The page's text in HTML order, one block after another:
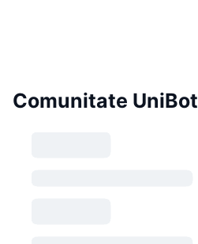
Comunitate UniBot